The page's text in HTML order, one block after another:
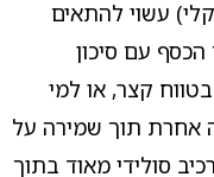
עשוי להתאים
עם סיכון
קצר, או למי
אחרת תוך שמירה על
סולידי מאוד בתוך